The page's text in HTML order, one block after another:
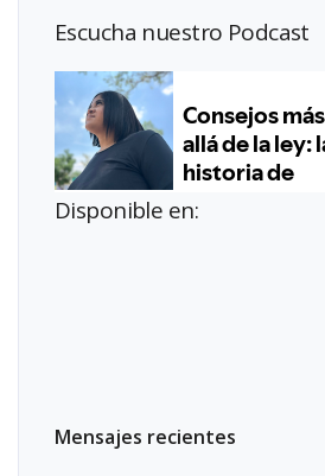
Escucha nuestro Podcast
Disponible en:
Mensajes recientes